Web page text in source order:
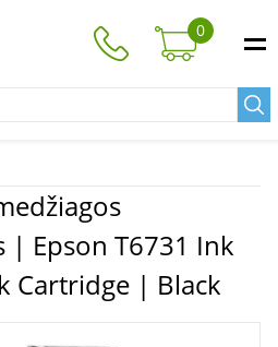
0
Cartridge | Black